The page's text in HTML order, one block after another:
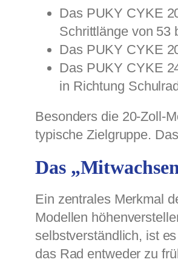
Das PUKY CYKE
Schrittlänge von 53
Das PUKY CYKE
Das PUKY CYKE
in Richtung
Besonders die 20-Zoll-
typische Zielgruppe.
Das
Ein zentrales Merkmal
Modellen
selbstverständlich, ist
das Rad entweder zu